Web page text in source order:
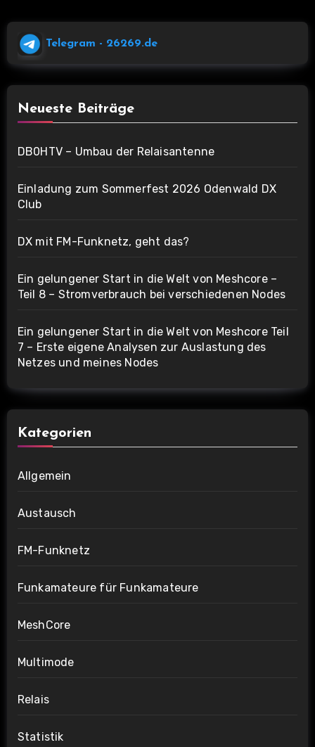
Beiträge
Telegram - 26269.de
Neueste Beiträge
DB0HTV – Umbau der Relaisantenne
Einladung zum Sommerfest 2026 Odenwald DX
Club
DX mit FM-Funknetz, geht das?
Ein gelungener Start in die Welt von Meshcore –
Teil 8 – Stromverbrauch bei verschiedenen Nodes
Ein gelungener Start in die Welt von Meshcore Teil
7 – Erste eigene Analysen zur Auslastung des
Netzes und meines Nodes
Kategorien
Allgemein
Austausch
FM-Funknetz
Funkamateure für Funkamateure
MeshCore
Multimode
Relais
Statistik